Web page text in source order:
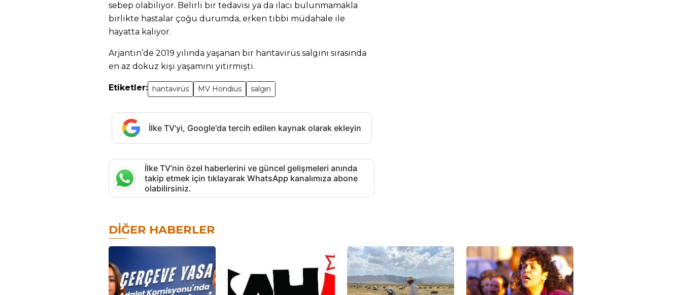
sebep olabiliyor. Belirli bir tedavisi ya da ilacı bulunmamakla
birlikte hastalar çoğu durumda, erken tıbbi müdahale ile
hayatta kalıyor.
Arjantin’de 2019 yılında yaşanan bir hantavirüs salgını sırasında
en az dokuz kişi yaşamını yitirmişti.
Etiketler: hantavirüs MV Hondius salgın
İlke TV'yi, Google'da tercih edilen kaynak olarak ekleyin
İlke TV’nin özel haberlerini ve güncel gelişmeleri anında
takip etmek için tıklayarak WhatsApp kanalımıza abone
olabilirsiniz.
DIĞER HABERLER